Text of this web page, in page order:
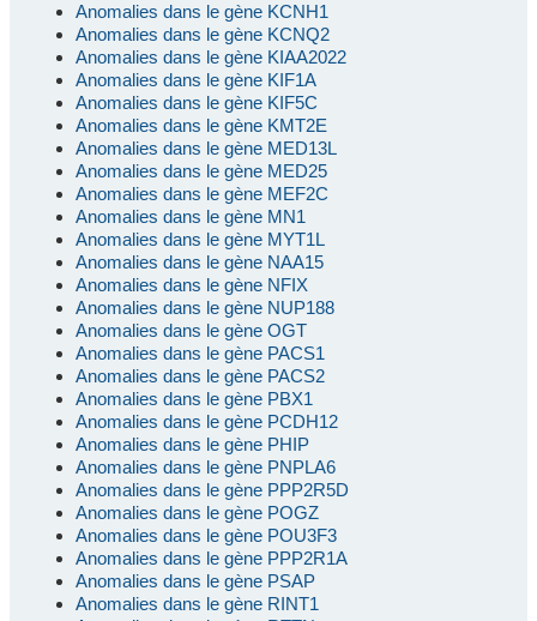
Anomalies dans le gène KCNH1
Anomalies dans le gène KCNQ2
Anomalies dans le gène KIAA2022
Anomalies dans le gène KIF1A
Anomalies dans le gène KIF5C
Anomalies dans le gène KMT2E
Anomalies dans le gène MED13L
Anomalies dans le gène MED25
Anomalies dans le gène MEF2C
Anomalies dans le gène MN1
Anomalies dans le gène MYT1L
Anomalies dans le gène NAA15
Anomalies dans le gène NFIX
Anomalies dans le gène NUP188
Anomalies dans le gène OGT
Anomalies dans le gène PACS1
Anomalies dans le gène PACS2
Anomalies dans le gène PBX1
Anomalies dans le gène PCDH12
Anomalies dans le gène PHIP
Anomalies dans le gène PNPLA6
Anomalies dans le gène PPP2R5D
Anomalies dans le gène POGZ
Anomalies dans le gène POU3F3
Anomalies dans le gène PPP2R1A
Anomalies dans le gène PSAP
Anomalies dans le gène RINT1